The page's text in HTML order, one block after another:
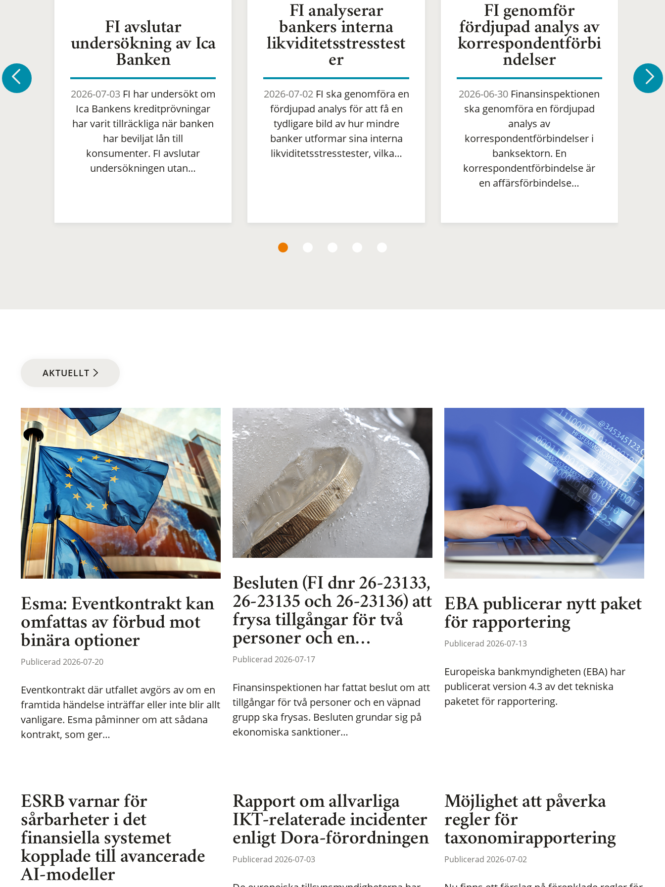
FI avslutar
undersökning av Ica
Banken
2026-07-03FI har undersökt om
Ica Bankens kreditprövningar
har varit tillräckliga när banken
har beviljat lån till
konsumenter. FI avslutar
undersökningen utan…
FI analyserar
bankers interna
likviditetsstresstest
er
2026-07-02FI ska genomföra en
fördjupad analys för att få en
tydligare bild av hur mindre
banker utformar sina interna
likviditetsstresstester, vilka…
FI genomför
fördjupad analys av
korrespondentförbi
ndelser
2026-06-30 Finansinspektionen
ska genomföra en fördjupad
analys av
korrespondentförbindelser i
banksektorn. En
korrespondentförbindelse är
en affärsförbindelse…
AKTUELLT
Esma: Eventkontrakt kan
omfattas av förbud mot
binära optioner
Publicerad 2026-07-20
Eventkontrakt där utfallet avgörs av om en
framtida händelse inträffar eller inte blir allt
vanligare. Esma påminner om att sådana
kontrakt, som ger…
Besluten (FI dnr 26-23133,
26-23135 och 26-23136) att
frysa tillgångar för två
personer och en…
Publicerad 2026-07-17
Finansinspektionen har fattat beslut om att
tillgångar för två personer och en väpnad
grupp ska frysas. Besluten grundar sig på
ekonomiska sanktioner…
EBA publicerar nytt paket
för rapportering
Publicerad 2026-07-13
Europeiska bankmyndigheten (EBA) har
publicerat version 4.3 av det tekniska
paketet för rapportering.
ESRB varnar för
sårbarheter i det
finansiella systemet
kopplade till avancerade
AI-modeller
Rapport om allvarliga
IKT-relaterade incidenter
enligt Dora-förordningen
Publicerad 2026-07-03
Möjlighet att påverka
regler för
taxonomirapportering
Publicerad 2026-07-02